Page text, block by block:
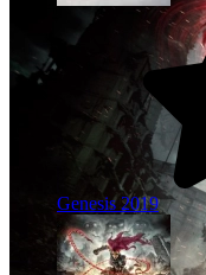
Genesis2019